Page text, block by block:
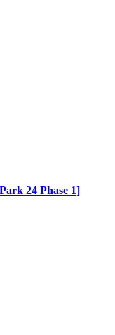
24 Phase 1]